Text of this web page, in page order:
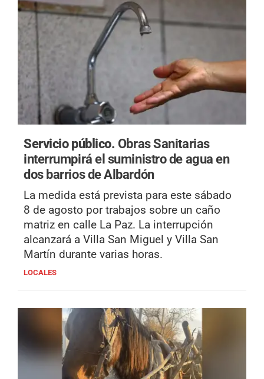
Servicio público. Obras Sanitarias
interrumpirá el suministro de agua en
dos barrios de Albardón
La medida está prevista para este sábado
8 de agosto por trabajos sobre un caño
matriz en calle La Paz. La interrupción
alcanzará a Villa San Miguel y Villa San
Martín durante varias horas.
LOCALES